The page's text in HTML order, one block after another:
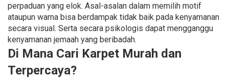
perpaduan yang elok. Asal-asalan dalam memilih motif
ataupun warna bisa berdampak tidak baik pada kenyamanan
secara visual. Serta secara psikologis dapat mengganggu
kenyamanan jemaah yang beribadah.
Di Mana Cari Karpet Murah dan
Terpercaya?